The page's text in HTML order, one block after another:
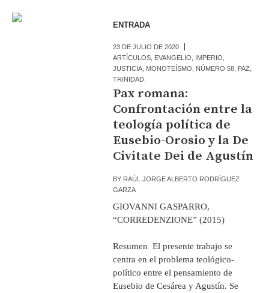
ENTRADA
23 DE JULIO DE 2020
ARTÍCULOS EVANGELIO IMPERIO
JUSTICIA MONOTEÍSMO NÚMERO 58 PAZ
TRINIDAD.
Pax romana:
Confrontación entre la
teología política de
Eusebio-Orosio y la De
Civitate Dei de Agustín
BY RAÚL JORGE ALBERTO RODRÍGUEZ
GARZA
GIOVANNI GASPARRO,
“CORREDENZIONE” (2015)
Resumen El presente trabajo se
centra en el problema teológico-
político entre el pensamiento de
Eusebio de Cesárea y Agustín. Se